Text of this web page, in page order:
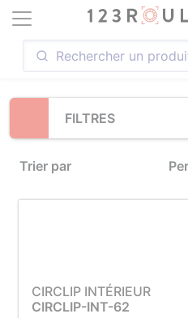
FILTRES
Trier par
Loading...
CIRCLIP INTÉRIEUR
CIRCLIP-INT-62